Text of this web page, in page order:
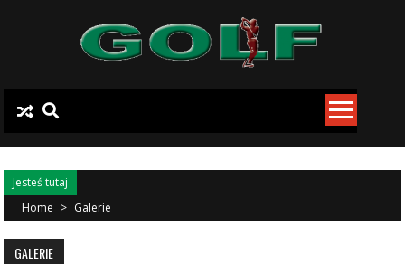
Jesteś tutaj
Home > Galerie
GALERIE